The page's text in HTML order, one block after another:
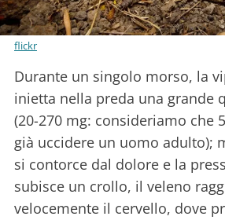
flickr
Durante un singolo morso, la
inietta nella preda una grande
(20-270 mg: consideriamo che
già uccidere un uomo adulto);
si contorce dal dolore e la
subisce un crollo, il veleno
velocemente il cervello, dove